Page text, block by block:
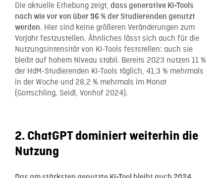
Die aktuelle Erhebung zeigt, dass generative KI-Tools
nach wie vor von über 96 % der Studierenden genutzt
werden. Hier sind keine größeren Veränderungen zum
Vorjahr festzustellen. Ähnliches lässt sich auch für die
Nutzungsintensität von KI-Tools feststellen: auch sie
bleibt auf hohem Niveau stabil. Bereits 2023 nutzen 11 %
der HdM-Studierenden KI-Tools täglich, 41,3 % mehrmals
in der Woche und 28,2 % mehrmals im Monat
(Gottschling, Seidl, Vonhof 2024).
2. ChatGPT dominiert weiterhin die
Nutzung